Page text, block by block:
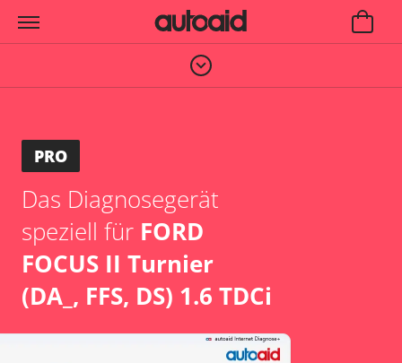
PRO
Das Diagnosegerät
speziell für FORD
FOCUS II Turnier
(DA_, FFS, DS) 1.6 TDCi